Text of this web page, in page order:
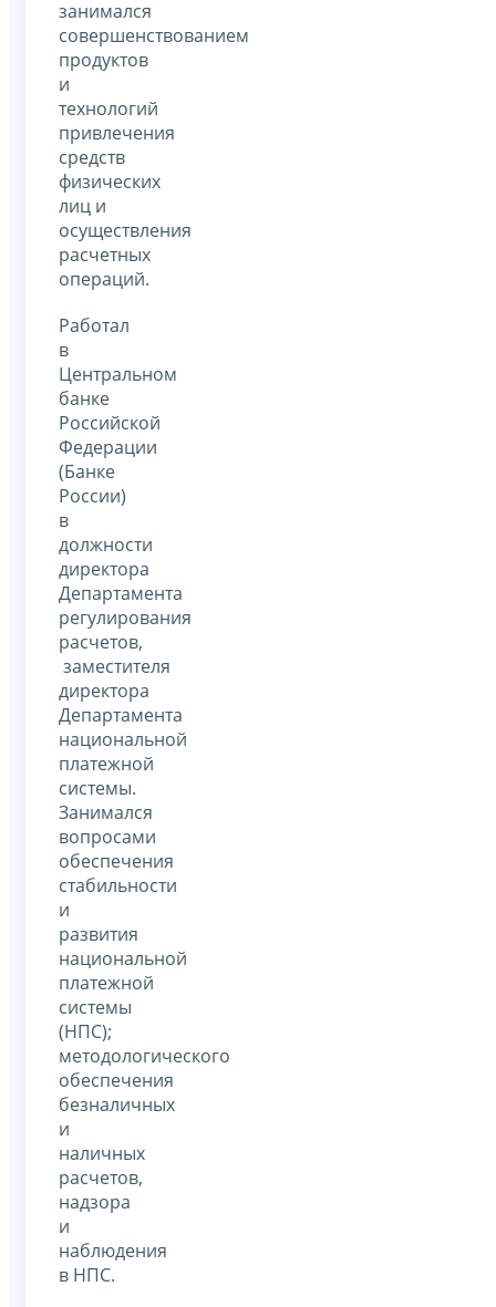
занимался
совершенствованием
продуктов
и
технологий
привлечения
средств
физических
лиц и
осуществления
расчетных
операций.
Работал
в
Центральном
банке
Российской
Федерации
(Банке
России)
в
должности
директора
Департамента
регулирования
расчетов,
заместителя
директора
Департамента
национальной
платежной
системы.
Занимался
вопросами
обеспечения
стабильности
и
развития
национальной
платежной
системы
(НПС);
методологического
обеспечения
безналичных
и
наличных
расчетов,
надзора
и
наблюдения
в НПС.